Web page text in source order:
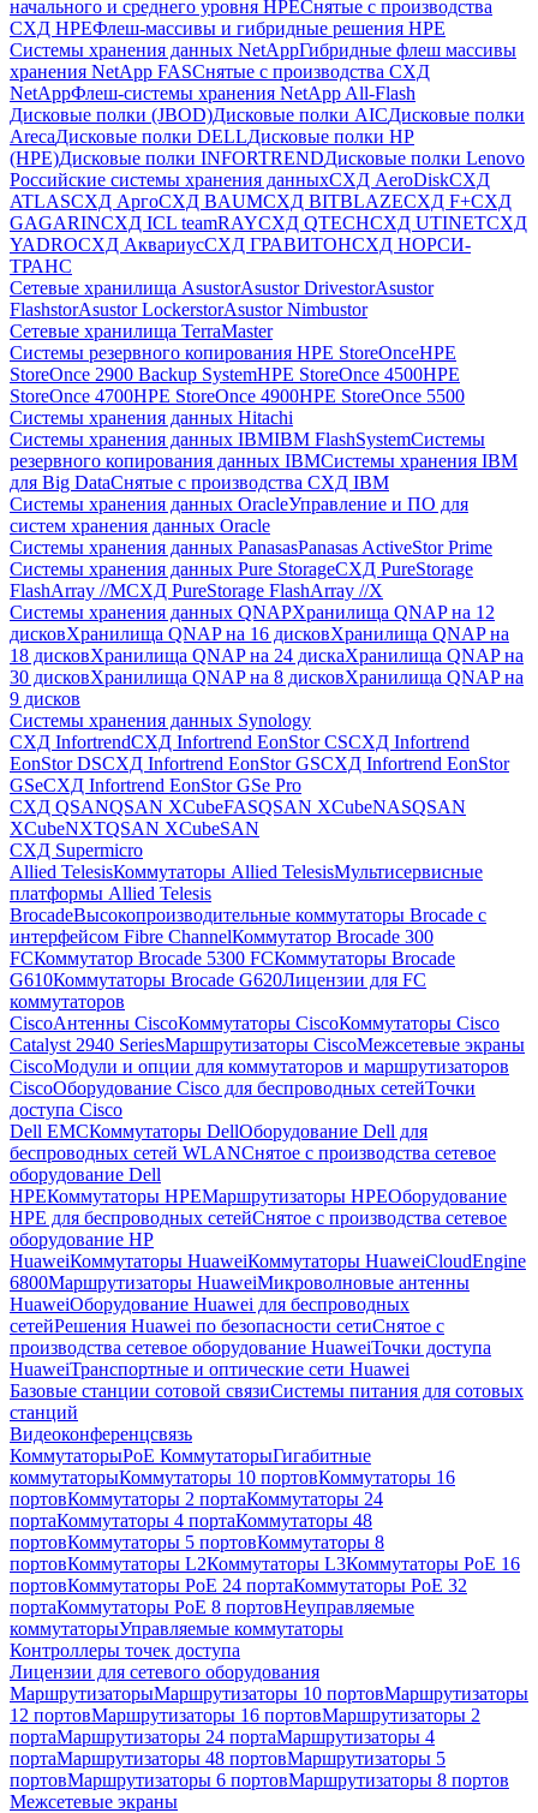
начального и среднего уровня HPEСнятые с производства
СХД HPEФлеш-массивы и гибридные решения HPE
Cистемы хранения данных NetAppГибридные флеш массивы
хранения NetApp FASСнятые с производства СХД
NetAppФлеш-системы хранения NetApp All-Flash
Дисковые полки (JBOD)Дисковые полки AICДисковые полки
ArecaДисковые полки DELLДисковые полки HP
(HPE)Дисковые полки INFORTRENDДисковые полки Lenovo
Российские системы хранения данныхСХД AeroDiskСХД
ATLASСХД AргоСХД BAUMСХД BITBLAZEСХД F+СХД
GAGARINСХД ICL teamRAYСХД QTECHСХД UTINETСХД
YADROСХД АквариусСХД ГРАВИТОНСХД НОРСИ-
ТРАНС
Сетевые хранилища AsustorAsustor DrivestorAsustor
FlashstorAsustor LockerstorAsustor Nimbustor
Сетевые хранилища TerraMaster
Системы резервного копирования HPE StoreOnceHPE
StoreOnce 2900 Backup SystemHPE StoreOnce 4500HPE
StoreOnce 4700HPE StoreOnce 4900HPE StoreOnce 5500
Системы хранения данных Hitachi
Системы хранения данных IBMIBM FlashSystemСистемы
резервного копирования данных IBMСистемы хранения IBM
для Big DataСнятые с производства СХД IBM
Системы хранения данных OracleУправление и ПО для
систем хранения данных Oracle
Системы хранения данных PanasasPanasas ActiveStor Prime
Системы хранения данных Pure StorageСХД PureStorage
FlashArray //MСХД PureStorage FlashArray //X
Системы хранения данных QNAPХранилища QNAP на 12
дисковХранилища QNAP на 16 дисковХранилища QNAP на
18 дисковХранилища QNAP на 24 дискаХранилища QNAP на
30 дисковХранилища QNAP на 8 дисковХранилища QNAP на
9 дисков
Системы хранения данных Synology
СХД InfortrendСХД Infortrend EonStor CSСХД Infortrend
EonStor DSСХД Infortrend EonStor GSСХД Infortrend EonStor
GSeСХД Infortrend EonStor GSe Pro
СХД QSANQSAN XCubeFASQSAN XCubeNASQSAN
XCubeNXTQSAN XCubeSAN
СХД Supermicro
Allied TelesisКоммутаторы Allied TelesisМультисервисные
платформы Allied Telesis
BrocadeВысокопроизводительные коммутаторы Brocade с
интерфейсом Fibre ChannelКоммутатор Brocade 300
FCКоммутатор Brocade 5300 FCКоммутаторы Brocade
G610Коммутаторы Brocade G620Лицензии для FC
коммутаторов
CiscoАнтенны CiscoКоммутаторы CiscoКоммутаторы Cisco
Catalyst 2940 SeriesМаршрутизаторы CiscoМежсетевые экраны
CiscoМодули и опции для коммутаторов и маршрутизаторов
CiscoОборудование Cisco для беспроводных сетейТочки
доступа Cisco
Dell EMCКоммутаторы DellОборудование Dell для
беспроводных сетей WLANСнятое с производства сетевое
оборудование Dell
HPEКоммутаторы HPEМаршрутизаторы HPEОборудование
HPE для беспроводных сетейСнятое с производства сетевое
оборудование HP
HuaweiКоммутаторы HuaweiКоммутаторы HuaweiCloudEngine
6800Маршрутизаторы HuaweiМикроволновые антенны
HuaweiОборудование Huawei для беспроводных
сетейРешения Huawei по безопасности сетиСнятое с
производства сетевое оборудование HuaweiТочки доступа
HuaweiТранспортные и оптические сети Huawei
Базовые станции сотовой связиСистемы питания для сотовых
станций
Видеоконференцсвязь
КоммутаторыPoE КоммутаторыГигабитные
коммутаторыКоммутаторы 10 портовКоммутаторы 16
портовКоммутаторы 2 портаКоммутаторы 24
портаКоммутаторы 4 портаКоммутаторы 48
портовКоммутаторы 5 портовКоммутаторы 8
портовКоммутаторы L2Коммутаторы L3Коммутаторы PoE 16
портовКоммутаторы PoE 24 портаКоммутаторы PoE 32
портаКоммутаторы PoE 8 портовНеуправляемые
коммутаторыУправляемые коммутаторы
Контроллеры точек доступа
Лицензии для сетевого оборудования
МаршрутизаторыМаршрутизаторы 10 портовМаршрутизаторы
12 портовМаршрутизаторы 16 портовМаршрутизаторы 2
портаМаршрутизаторы 24 портаМаршрутизаторы 4
портаМаршрутизаторы 48 портовМаршрутизаторы 5
портовМаршрутизаторы 6 портовМаршрутизаторы 8 портов
Межсетевые экраны